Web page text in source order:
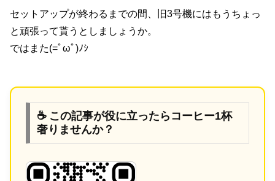
セットアップが終わるまでの間、旧3号機にはもうちょっ
と頑張って貰うとしましょうか。
ではまた(=ﾟωﾟ)ﾉｼ
☕ この記事が役に立ったらコーヒー1杯
奢りませんか？